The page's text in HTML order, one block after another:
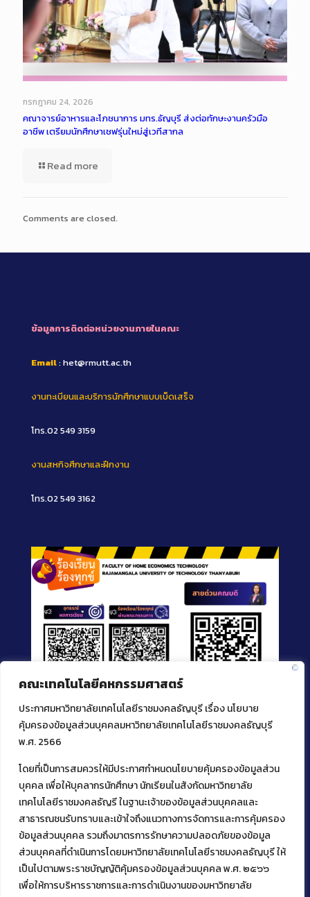
คณะเทคโนโลยีคหกรรมศาสตร์
ประกาศมหาวิทยาลัยเทคโนโลยีราชมงคลธัญบุรี เรื่อง นโยบาย
คุ้มครองข้อมูลส่วนบุคคลมหาวิทยาลัยเทคโนโลยีราชมงคลธัญบุรี
พ.ศ. 2566
โดยที่เป็นการสมควรให้มีประกาศกำหนดนโยบายคุ้มครองข้อมูลส่วน
บุคคล เพื่อให้บุคลากรนักศึกษา นักเรียนในสังกัดมหาวิทยาลัย
เทคโนโลยีราชมงคลธัญรี ในฐานะเจ้าของข้อมูลส่วนบุคคลและ
สาธารณชนรับทราบและเข้าใจถึงแนวทางการจัดการและการคุ้มครอง
ข้อมูลส่วนบุคคล รวมถึงมาตรการรักษาความปลอดภัยของข้อมูล
ส่วนบุคคลที่ดำเนินการโดยมหาวิทยาลัยเทคโนโลยีราชมงคลธัญบุรี ให้
เป็นไปตามพระราชบัญญัติคุ้มครองข้อมูลส่วนบุคคล พ.ศ. ๒๕๖๖
เพื่อให้การบริหารราชการและการดำเนินงานของมหาวิทยาลัย
กรกฎาคม 24, 2026
คณาจารย์อาหารและโภชนาการ มทร.ธัญบุรี ส่งต่อทักษะงานครัวมือ
อาชีพ เตรียมนักศึกษาเชฟรุ่นใหม่สู่เวทีสากล
Read more
Comments are closed.
ข้อมูลการติดต่อหน่วยงานภายในคณะ
Email: het@rmutt.ac.th
งานทะเบียนและบริการนักศึกษาแบบเบ็ดเสร็จ
โทร.02 549 3159
งานสหกิจศึกษาและฝึกงาน
โทร.02 549 3162
ติดต่อคณะเทคโนโลยีคหกรรมศาสตร์
39 หมู่ 1
ต.คลองหก อ. คลองหลวง
จ.ปทุมธานี 12120
โทร 02 549 3161